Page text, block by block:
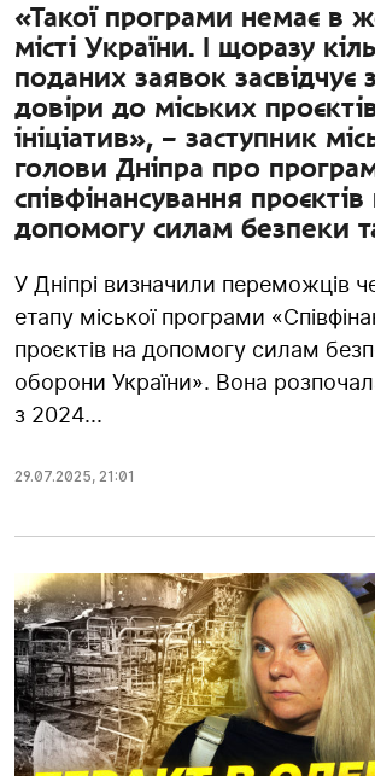
«Такої програми немає в
місті України. І щоразу
поданих заявок засвідчує
довіри до міських
ініціатив», – заступник
голови Дніпра про
співфінансування проєктів
допомогу силам безпеки
У Дніпрі визначили переможців
етапу міської програми
проєктів на допомогу силам
оборони України». Вона
з 2024...
29.07.2025, 21:01